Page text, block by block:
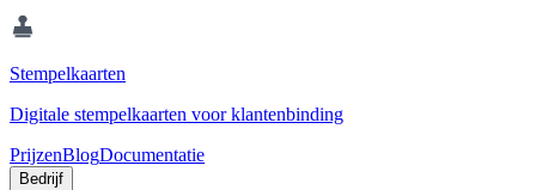
Stempelkaarten
Digitale stempelkaarten voor klantenbinding
PrijzenBlogDocumentatie
Bedrijf